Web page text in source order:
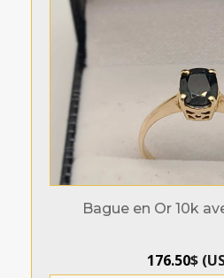
Bague en Or 10k
176.50$(